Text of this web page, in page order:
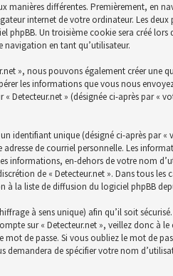
manières différentes. Premièrement, en
internet de votre ordinateur. Les
phpBB. Un troisième cookie sera créé
en tant qu’utilisateur.
», nous pouvons également créer une
les informations que vous nous
Detecteur.net » (désignée ci-après par «
identifiant unique (désigné ci-après par
adresse de courriel personnelle. Les
informations, en-dehors de votre nom
de « Detecteur.net ». Dans tous
à la liste de diffusion du logiciel phpBB
à sens unique) afin qu’il soit
sur « Detecteur.net », veillez donc à
de passe. Si vous oubliez le mot de
de spécifier votre nom